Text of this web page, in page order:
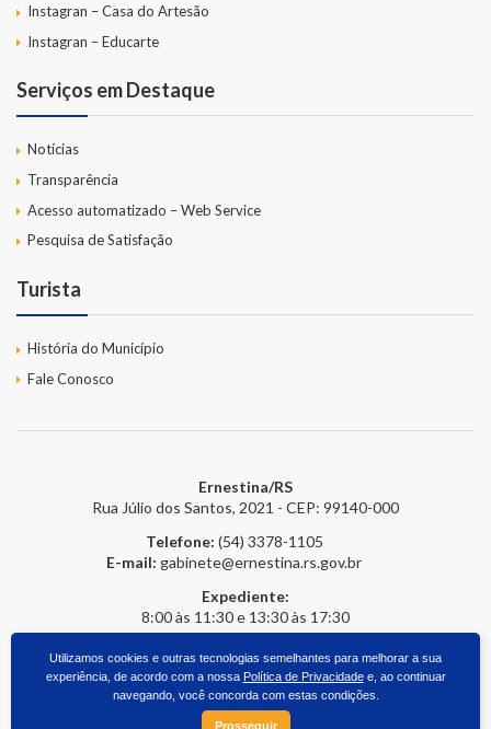
Instagran – Casa do Artesão
Instagran – Educarte
Serviços em Destaque
Notícias
Transparência
Acesso automatizado – Web Service
Pesquisa de Satisfação
Turista
História do Município
Fale Conosco
Ernestina/RS
Rua Júlio dos Santos, 2021 - CEP: 99140-000
Telefone: (54) 3378-1105
E-mail: gabinete@ernestina.rs.gov.br
Expediente:
8:00 às 11:30 e 13:30 às 17:30
2026 © Prefeitura Online- Todos os direitos reservados.
Utilizamos cookies e outras tecnologias semelhantes para melhorar a sua
experiência, de acordo com a nossa Política de Privacidadee, ao continuar
navegando, você concorda com estas condições.
Prosseguir